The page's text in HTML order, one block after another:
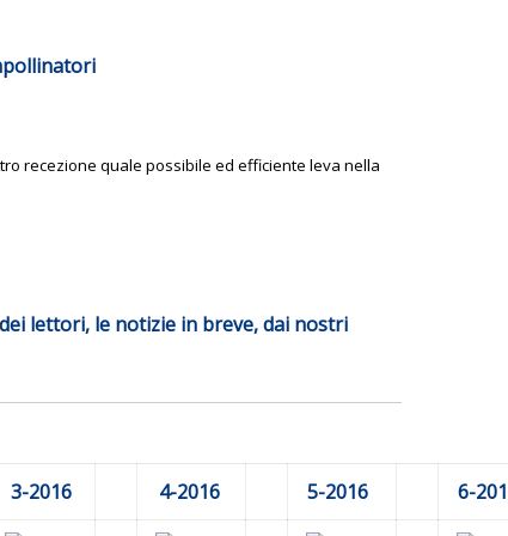
recezione quale possibile ed efficiente leva nella
lettori, le notizie in breve, dai nostri
3-2016 4-2016 5-2016 6-